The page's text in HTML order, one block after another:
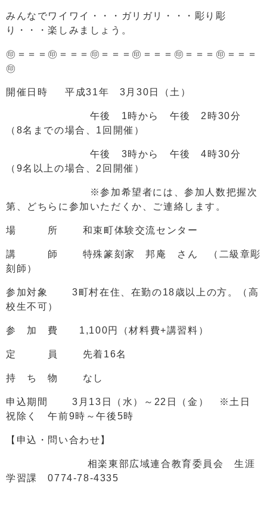
みんなでワイワイ・・・ガリガリ・・・彫り彫
り・・・楽しみましょう。
㊞＝＝＝㊞＝＝＝㊞＝＝＝㊞＝＝＝㊞＝＝＝㊞＝＝＝
㊞
開催日時 平成31年 3月30日（土）
午後 1時から 午後 2時30分
（8名までの場合、1回開催）
午後 3時から 午後 4時30分
（9名以上の場合、2回開催）
※参加希望者には、参加人数把握次
第、どちらに参加いただくか、ご連絡します。
場 所 和束町体験交流センター
講 師 特殊篆刻家 邦庵 さん （二級章彫
刻師）
参加対象 3町村在住、在勤の18歳以上の方。（高
校生不可）
参 加 費 1,100円（材料費+講習料）
定 員 先着16名
持 ち 物 なし
申込期間 3月13日（水）～22日（金） ※土日
祝除く 午前9時～午後5時
【申込・問い合わせ】
相楽東部広域連合教育委員会 生涯
学習課 0774-78-4335